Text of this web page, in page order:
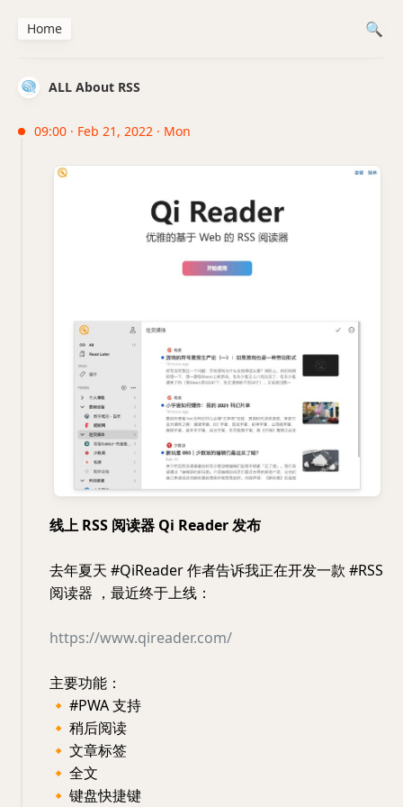
ALL About RSS
09:00 · Feb 21, 2022 · Mon
线上 RSS 阅读器 Qi Reader 发布
去年夏天 #QiReader 作者告诉我正在开发一款 #RSS
阅读器 ，最近终于上线：
https://www.qireader.com/
主要功能：
🔸 #PWA 支持
🔸 稍后阅读
🔸 文章标签
🔸 全文
🔸 键盘快捷键
Home